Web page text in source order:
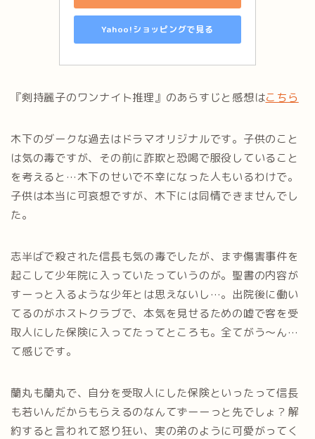
Yahoo!ショッピングで見る
『剣持麗子のワンナイト推理』のあらすじと感想はこちら
木下のダークな過去はドラマオリジナルです。子供のこと
は気の毒ですが、その前に詐欺と恐喝で服役していること
を考えると…木下のせいで不幸になった人もいるわけで。
子供は本当に可哀想ですが、木下には同情できませんでし
た。
志半ばで殺された信長も気の毒でしたが、まず傷害事件を
起こして少年院に入っていたっていうのが。聖書の内容が
すーっと入るような少年とは思えないし…。出院後に働い
てるのがホストクラブで、本気を見せるための嘘で客を受
取人にした保険に入ってたってところも。全てがう～ん…
て感じです。
蘭丸も蘭丸で、自分を受取人にした保険といったって信長
も若いんだからもらえるのなんてずーーっと先でしょ？解
約すると言われて怒り狂い、実の弟のように可愛がってく